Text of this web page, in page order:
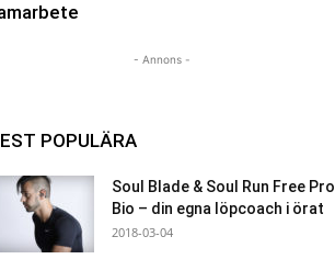
- Annons -
POPULÄRA
Soul Blade & Soul Run Free Pro
Bio – din egna löpcoach i örat
2018-03-04